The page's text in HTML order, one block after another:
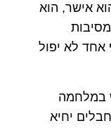
אישר, הוא
אחד לא יפול
במלחמה
יחיא